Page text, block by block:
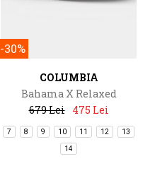
-30%
COLUMBIA
Bahama X Relaxed
679 Lei
475 Lei
7 8 9 10 11 12 13
14